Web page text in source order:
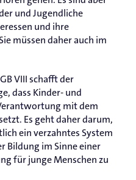
und Jugendliche
und ihre
müssen daher auch im
VIII schafft der
dass Kinder- und
mit dem
Es geht daher darum,
ein verzahntes System
Bildung im Sinne einer
für junge Menschen zu